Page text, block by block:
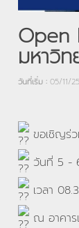
Open
มหาวิท
วันที่เริ่ม : 05/11/
ขอเชิญร่
วันที่ 5 -
เวลา
ณ อาคาร